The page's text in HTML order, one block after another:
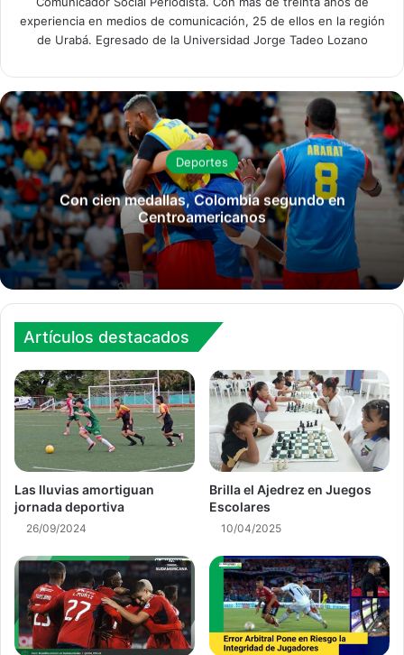
experiencia en medios de comunicación, 25 de ellos en la región
de Urabá. Egresado de la Universidad Jorge Tadeo Lozano
Deportes
Con cien medallas, Colombia segundo en
Centroamericanos
Artículos destacados
Las lluvias amortiguan
jornada deportiva
26/09/2024
Brilla el Ajedrez en Juegos
Escolares
10/04/2025